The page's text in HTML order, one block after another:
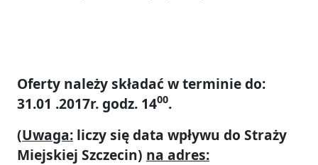
Oferty należy składać w terminie do:
31.01 .2017r. godz. 1400.
(Uwaga: liczy się data wpływu do Straży
Miejskiej Szczecin) na adres: